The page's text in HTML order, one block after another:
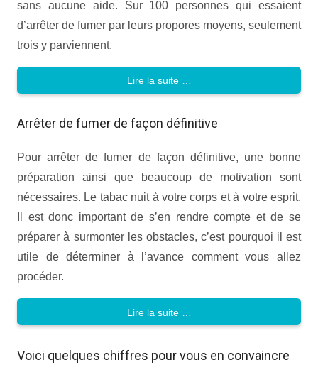
sans aucune aide. Sur 100 personnes qui essaient
d’arrêter de fumer par leurs propores moyens, seulement
trois y parviennent.
Lire la suite …
Arrêter de fumer de façon définitive
Pour arrêter de fumer de façon définitive, une bonne
préparation ainsi que beaucoup de motivation sont
nécessaires. Le tabac nuit à votre corps et à votre esprit.
Il est donc important de s’en rendre compte et de se
préparer à surmonter les obstacles, c’est pourquoi il est
utile de déterminer à l’avance comment vous allez
procéder.
Lire la suite …
Voici quelques chiffres pour vous en convaincre